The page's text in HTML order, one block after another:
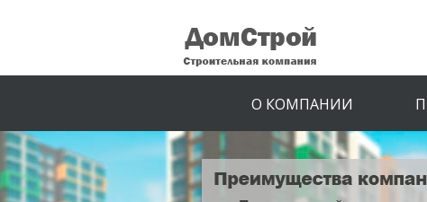
О КОМПАНИИ